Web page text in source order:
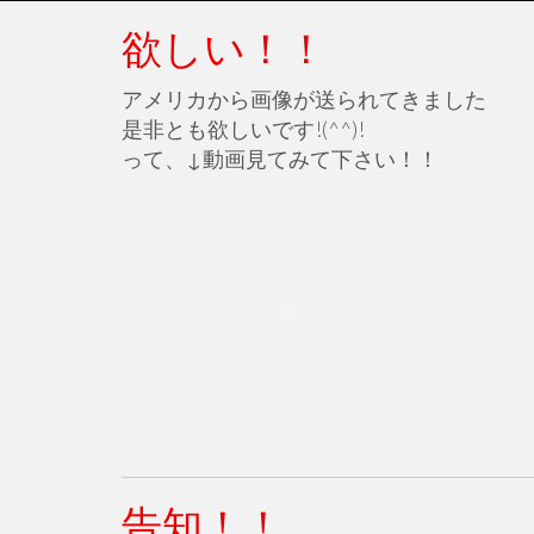
欲しい！！
アメリカから画像が送られてきました
是非とも欲しいです!(^^)!
って、↓動画見てみて下さい！！